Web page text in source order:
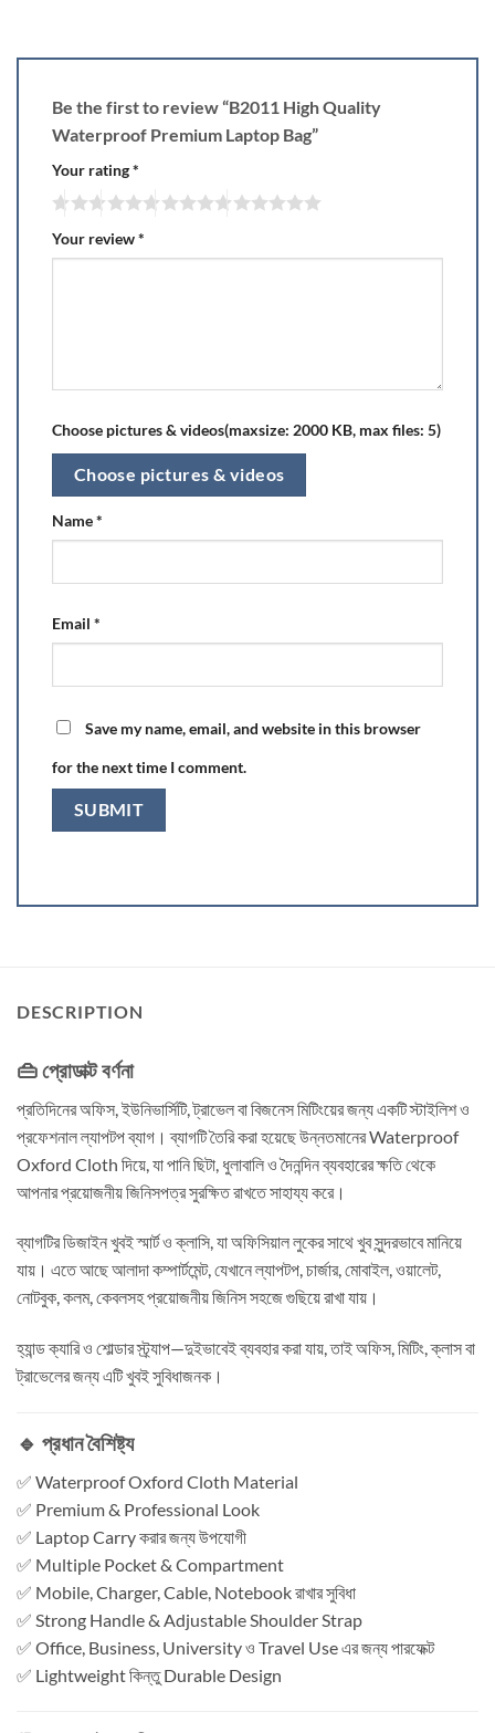
Be the first to review “B2011 High Quality
Waterproof Premium Laptop Bag”
Your rating*
Your review*
Choose pictures & videos(maxsize: 2000 KB, max files: 5)
Choose pictures & videos
Name*
Email *
Save my name, email, and website in this browser
for the next time I comment.
DESCRIPTION
👜 প্রোডাক্ট বর্ণনা
প্রতিদিনের অফিস, ইউনিভার্সিটি, ট্রাভেল বা বিজনেস মিটিংয়ের জন্য একটি স্টাইলিশ ও
প্রফেশনাল ল্যাপটপ ব্যাগ। ব্যাগটি তৈরি করা হয়েছে উন্নতমানের Waterproof
Oxford Cloth দিয়ে, যা পানি ছিটা, ধুলাবালি ও দৈনন্দিন ব্যবহারের ক্ষতি থেকে
আপনার প্রয়োজনীয় জিনিসপত্র সুরক্ষিত রাখতে সাহায্য করে।
ব্যাগটির ডিজাইন খুবই স্মার্ট ও ক্লাসি, যা অফিসিয়াল লুকের সাথে খুব সুন্দরভাবে মানিয়ে
যায়। এতে আছে আলাদা কম্পার্টমেন্ট, যেখানে ল্যাপটপ, চার্জার, মোবাইল, ওয়ালেট,
নোটবুক, কলম, কেবলসহ প্রয়োজনীয় জিনিস সহজে গুছিয়ে রাখা যায়।
হ্যান্ড ক্যারি ও শোল্ডার স্ট্র্যাপ—দুইভাবেই ব্যবহার করা যায়, তাই অফিস, মিটিং, ক্লাস বা
ট্রাভেলের জন্য এটি খুবই সুবিধাজনক।
🔹 প্রধান বৈশিষ্ট্য
✅ Waterproof Oxford Cloth Material
✅ Premium & Professional Look
✅ Laptop Carry করার জন্য উপযোগী
✅ Multiple Pocket & Compartment
✅ Mobile, Charger, Cable, Notebook রাখার সুবিধা
✅ Strong Handle & Adjustable Shoulder Strap
✅ Office, Business, University ও Travel Use এর জন্য পারফেক্ট
✅ Lightweight কিন্তু Durable Design